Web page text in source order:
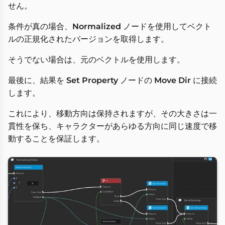
せん。
条件が真の場合、 Normalized ノードを使用してベクト
ルの正規化されたバージョンを取得します。
そうでない場合は、元のベクトルを使用します。
最後に、結果を Set Propertyノードの Move Dir に接続
します。
これにより、移動方向は保持されますが、その大きさは一
貫性を保ち、キャラクターがあらゆる方向に同じ速度で移
動することを保証します。